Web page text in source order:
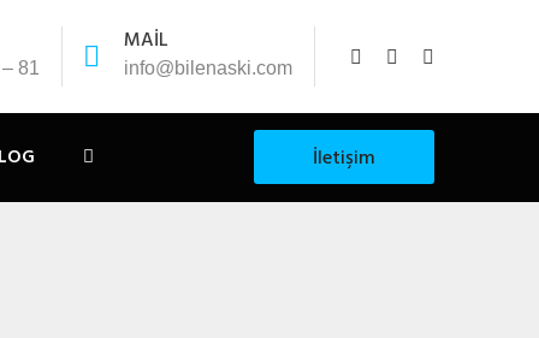
MAİL
info@bilenaski.com
81
İletişim